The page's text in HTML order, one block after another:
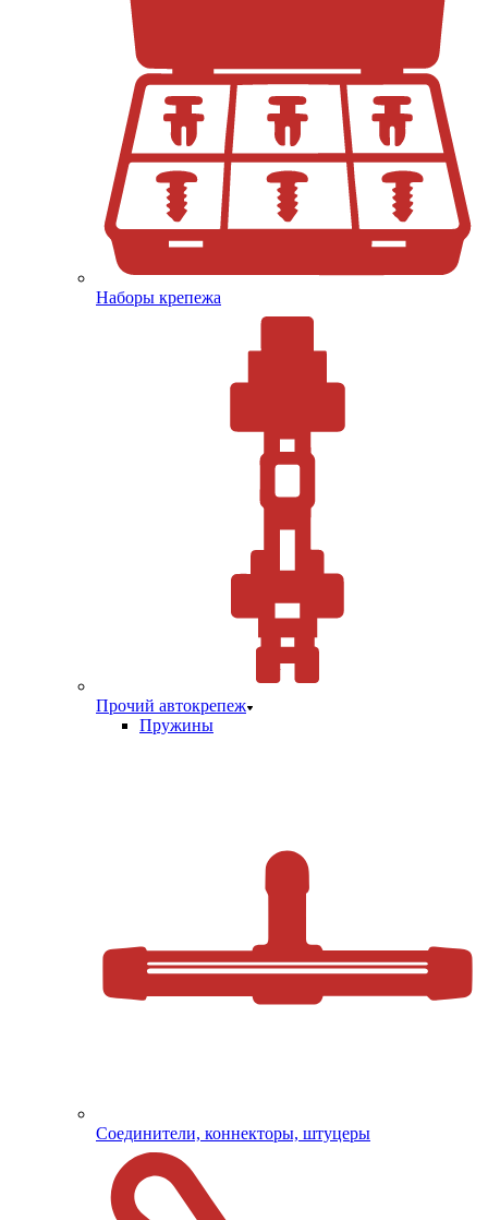
Наборы крепежа
Прочий автокрепеж
Пружины
Соединители, коннекторы, штуцеры